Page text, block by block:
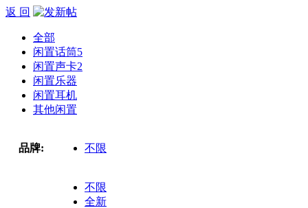
返 回
全部
闲置话筒5
闲置声卡2
闲置乐器
闲置耳机
其他闲置
品牌: 不限
不限
全新